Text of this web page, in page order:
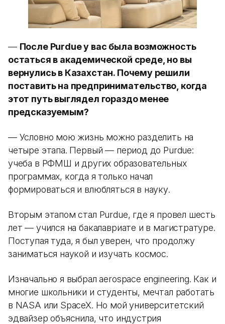
— После Purdue у вас была возможность
остаться в академической среде, но вы
вернулись в Казахстан. Почему решили
поставить на предпринимательство, когда
этот путь выглядел гораздо менее
предсказуемым?
— Условно мою жизнь можно разделить на
четыре этапа. Первый — период до Purdue:
учеба в РФМШ и других образовательных
программах, когда я только начал
формироваться и влюбляться в науку.
Вторым этапом стал Purdue, где я провел шесть
лет — учился на бакалавриате и в магистратуре.
Поступая туда, я был уверен, что продолжу
заниматься наукой и изучать космос.
Изначально я выбрал aerospace engineering. Как и
многие школьники и студенты, мечтал работать
в NASA или SpaceX. Но мой университетский
эдвайзер объяснила, что индустрия